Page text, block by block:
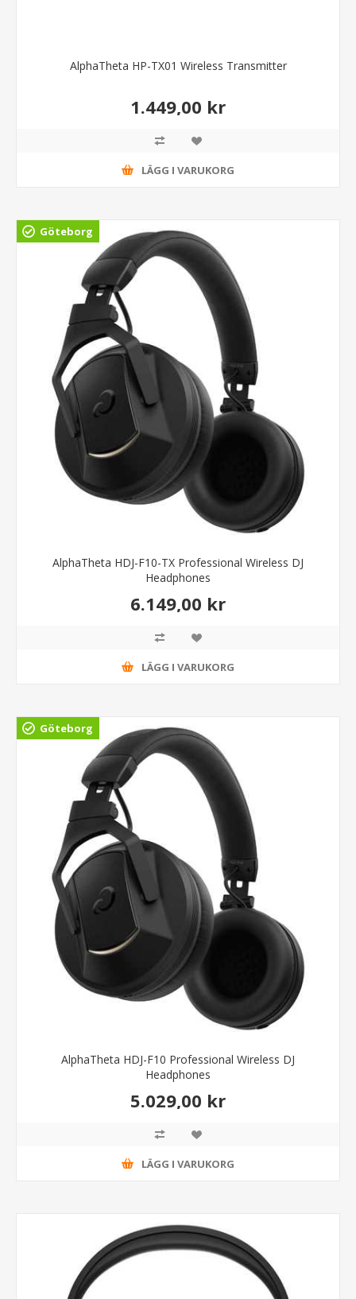
AlphaTheta HP-TX01 Wireless Transmitter
1.449,00 kr
LÄGG I VARUKORG
Göteborg
AlphaTheta HDJ-F10-TX Professional Wireless DJ
Headphones
6.149,00 kr
LÄGG I VARUKORG
Göteborg
AlphaTheta HDJ-F10 Professional Wireless DJ
Headphones
5.029,00 kr
LÄGG I VARUKORG